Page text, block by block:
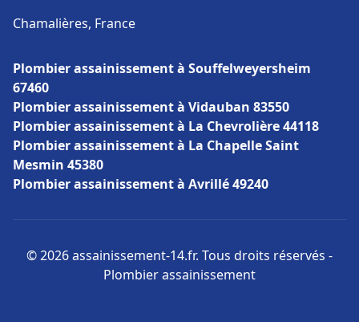
Chamalières, France
Plombier assainissement à Souffelweyersheim
67460
Plombier assainissement à Vidauban 83550
Plombier assainissement à La Chevrolière 44118
Plombier assainissement à La Chapelle Saint
Mesmin 45380
Plombier assainissement à Avrillé 49240
© 2026 assainissement-14.fr. Tous droits réservés -
Plombier assainissement